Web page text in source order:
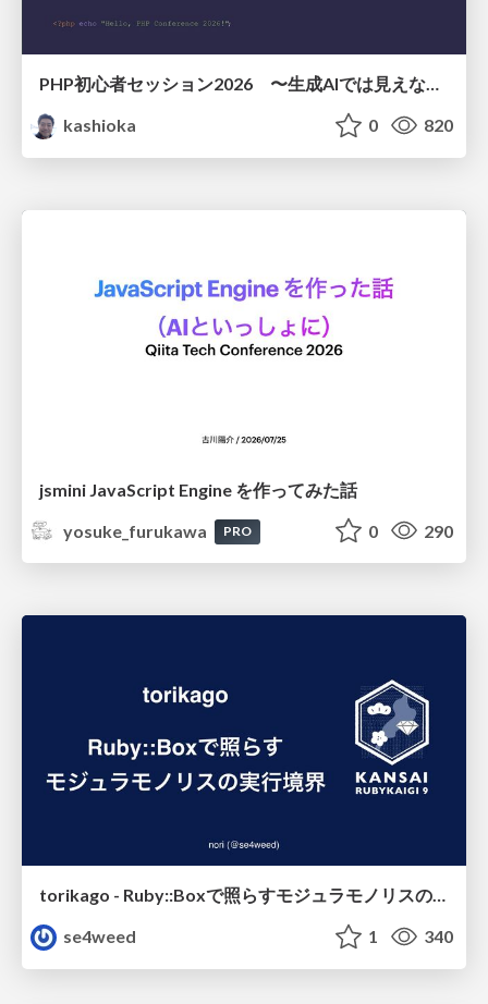
PHP初心者セッション2026 〜生成AIでは見えない裏側を知る：今だからLAMPを通して仕組みを学ぶ〜
kashioka
0 820
jsmini JavaScript Engine を作ってみた話
yosuke_furukawa
PRO 0 290
torikago - Ruby::Boxで照らすモジュラモノリスの実行境界
se4weed
1 340